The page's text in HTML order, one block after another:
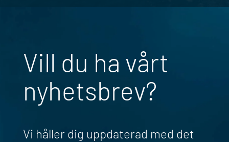
Vill du ha vårt
nyhetsbrev?
Vi håller dig uppdaterad med det